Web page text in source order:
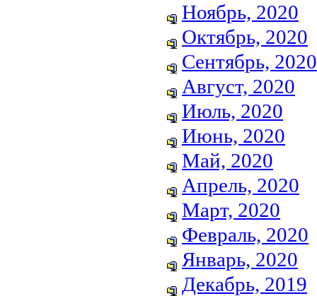
Ноябрь, 2020
Октябрь, 2020
Сентябрь, 2020
Август, 2020
Июль, 2020
Июнь, 2020
Май, 2020
Апрель, 2020
Март, 2020
Февраль, 2020
Январь, 2020
Декабрь, 2019